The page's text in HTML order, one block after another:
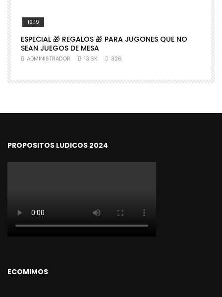
19:19
ESPECIAL 🎁 REGALOS 🎁 PARA JUGONES QUE NO
SEAN JUEGOS DE MESA
ADMINISTRADOR 13.6K 326
PROPOSITOS LUDICOS 2024
ECOMIMOS